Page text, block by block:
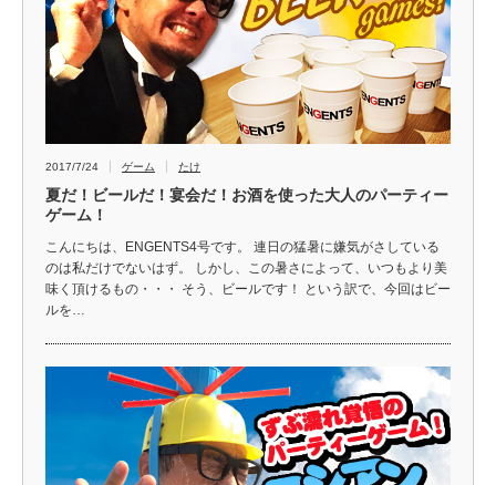
2017/7/24 ゲーム たけ
夏だ！ビールだ！宴会だ！お酒を使った大人のパーティー
ゲーム！
こんにちは、ENGENTS4号です。 連日の猛暑に嫌気がさしている
のは私だけでないはず。 しかし、この暑さによって、いつもより美
味く頂けるもの・・・ そう、ビールです！ という訳で、今回はビー
ルを…